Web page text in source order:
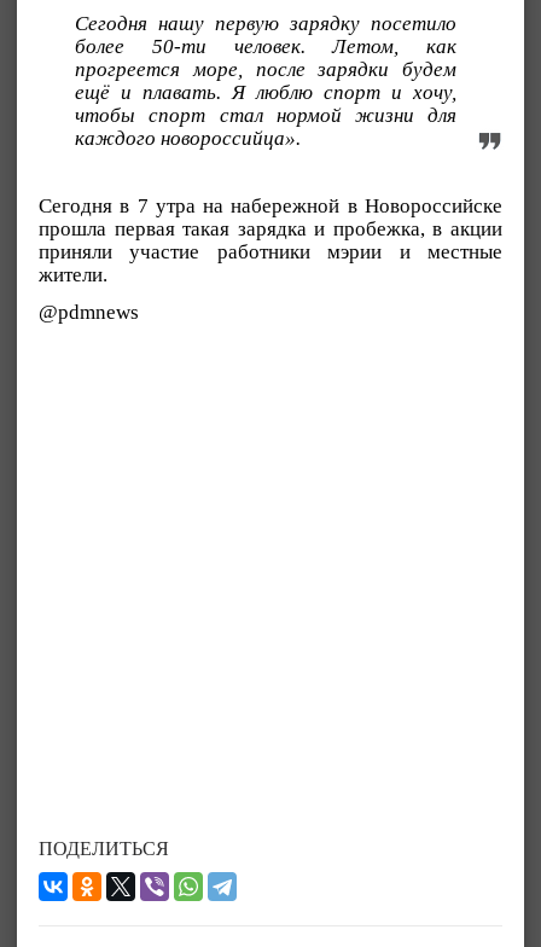
Сегодня нашу первую зарядку посетило
более 50-ти человек. Летом, как
прогреется море, после зарядки будем
ещё и плавать. Я люблю спорт и хочу,
чтобы спорт стал нормой жизни для
каждого новороссийца».
Сегодня в 7 утра на набережной в Новороссийске
прошла первая такая зарядка и пробежка, в акции
приняли участие работники мэрии и местные
жители.
@pdmnews
ПОДЕЛИТЬСЯ